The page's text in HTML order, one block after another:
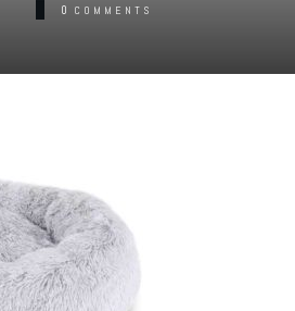
0 COMMENTS